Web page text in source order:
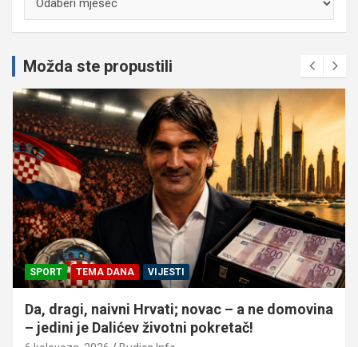
Možda ste propustili
SPORT TEMA DANA VIJESTI
Da, dragi, naivni Hrvati; novac – a ne domovina
– jedini je Dalićev životni pokretač!